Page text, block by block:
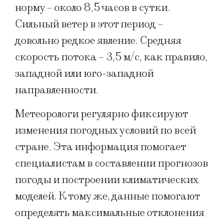
норму – около 8,5 часов в сутки.
Сильный ветер в этот период –
довольно редкое явление. Средняя
скорость потока – 3,5 м/с, как правило,
западной или юго-западной
направленности.
Метеорологи регулярно фиксируют
изменения погодных условий по всей
стране. Эта информация помогает
специалистам в составлении прогнозов
погоды и построении климатических
моделей. К тому же, данные помогают
определять максимальные отклонения